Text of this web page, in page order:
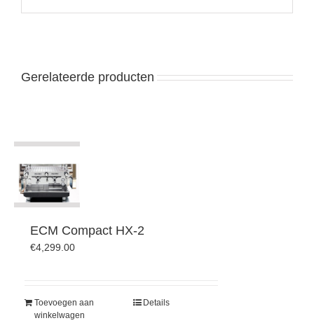
Gerelateerde producten
ECM Compact HX-2
€4,299.00
Toevoegen aan
winkelwagen
Details